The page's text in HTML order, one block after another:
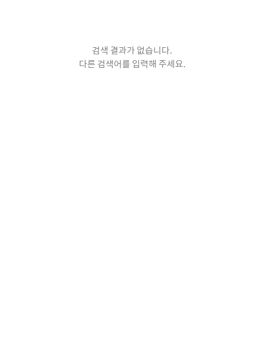
검색 결과가 없습니다.
다른 검색어를 입력해 주세요.